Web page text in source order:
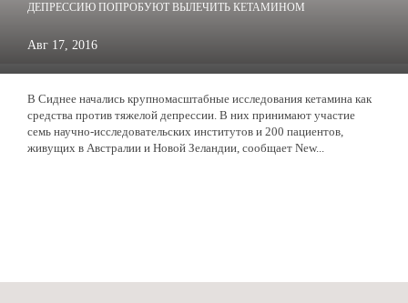
ДЕПРЕССИЮ ПОПРОБУЮТ ВЫЛЕЧИТЬ КЕТАМИНОМ
Авг 17, 2016
В Сиднее начались крупномасштабные исследования кетамина как
средства против тяжелой депрессии. В них принимают участие
семь научно-исследовательских институтов и 200 пациентов,
живущих в Австралии и Новой Зеландии, сообщает New...